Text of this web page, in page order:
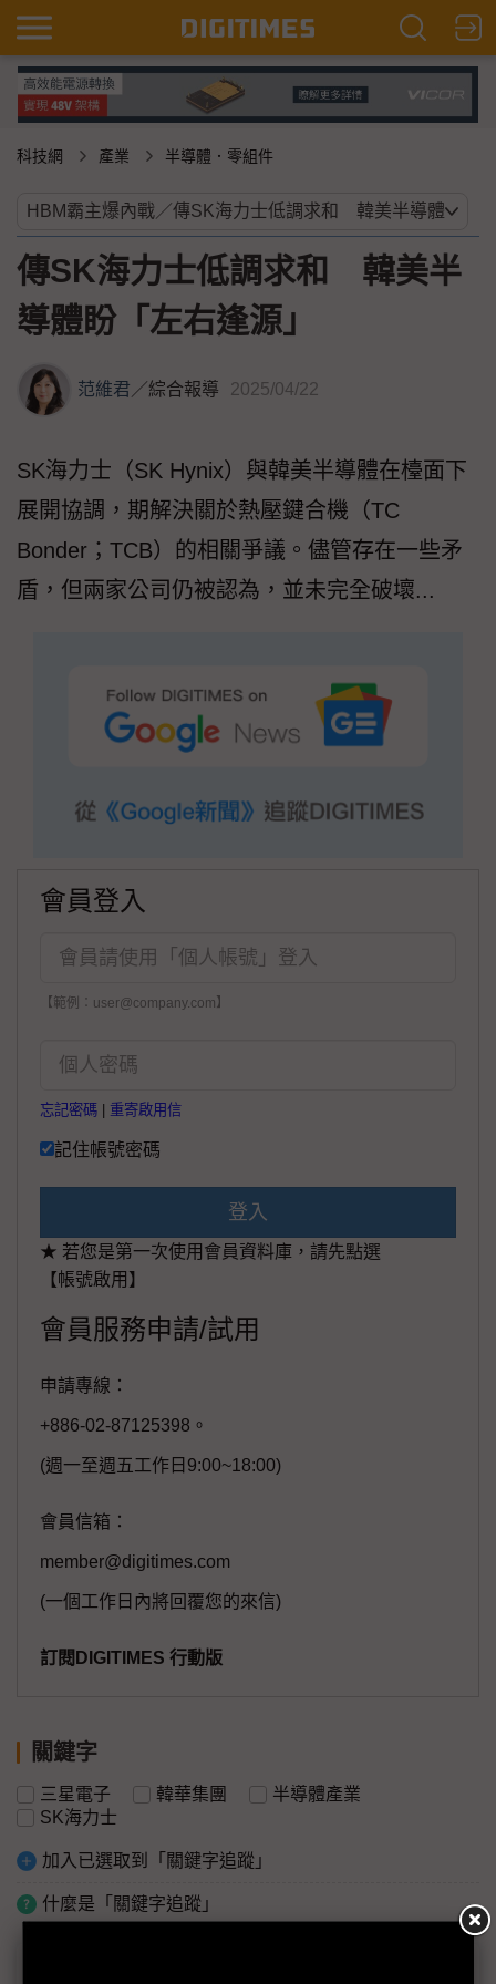
科技網 產業 半導體．零組件
傳SK海力士低調求和 韓美半
導體盼「左右逢源」
范維君／綜合報導 2025/04/22
SK海力士（SK Hynix）與韓美半導體在檯面下
展開協調，期解決關於熱壓鍵合機（TC
Bonder；TCB）的相關爭議。儘管存在一些矛
盾，但兩家公司仍被認為，並未完全破壞...
會員登入
【範例：user@company.com】
忘記密碼 重寄啟用信
記住帳號密碼
登入
★ 若您是第一次使用會員資料庫，請先點選
【帳號啟用】
會員服務申請/試用
申請專線：
+886-02-87125398。
(週一至週五工作日9:00~18:00)
會員信箱：
member@digitimes.com
(一個工作日內將回覆您的來信)
訂閱DIGITIMES 行動版
關鍵字
三星電子 韓華集團
半導體產業
SK海力士
加入已選取到「關鍵字追蹤」
什麼是「關鍵字追蹤」